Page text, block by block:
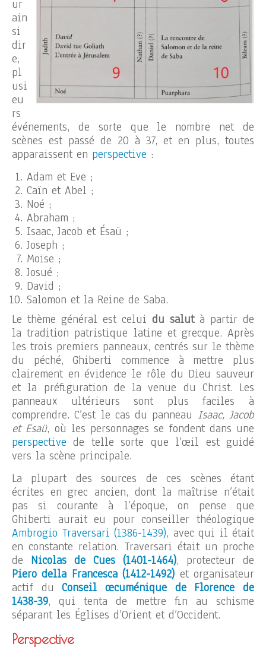
ur
ain
si
dir
e,
pl
usi
eu
rs
événements, de sorte que le nombre net de
scènes est passé de 20 à 37, et en plus, toutes
apparaissent en perspective :
Adam et Eve ;
Caïn et Abel ;
Noé ;
Abraham ;
Isaac, Jacob et Ésaü ;
Joseph ;
Moïse ;
Josué ;
David ;
Salomon et la Reine de Saba.
Le thème général est celui du salutà partir de
la tradition patristique latine et grecque. Après
les trois premiers panneaux, centrés sur le thème
du péché, Ghiberti commence à mettre plus
clairement en évidence le rôle du Dieu sauveur
et la préfiguration de la venue du Christ. Les
panneaux ultérieurs sont plus faciles à
comprendre. C’est le cas du panneau Isaac, Jacob
et Esaü, où les personnages se fondent dans une
perspective de telle sorte que l’œil est guidé
vers la scène principale.
La plupart des sources de ces scènes étant
écrites en grec ancien, dont la maîtrise n’était
pas si courante à l’époque, on pense que
Ghiberti aurait eu pour conseiller théologique
Ambrogio Traversari (1386-1439), avec qui il était
en constante relation. Traversari était un proche
de Nicolas de Cues (1401-1464), protecteur de
Piero della Francesca (1412-1492) et organisateur
actif duConseil œcuménique de Florence de
1438-39, qui tenta de mettre fin au schisme
séparant les Églises d’Orient et d’Occident.
Perspective